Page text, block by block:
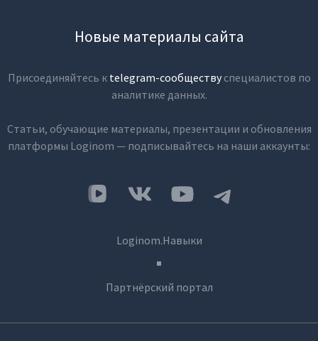
Новые материалы сайта
Присоединяйтесь к telegram-сообществуспециалистов по
аналитике данных.
Статьи, обучающие материалы, презентации и обновления
платформы Loginom — подписывайтесь на наши аккаунты:
Loginom.Навыки
Партнёрский портал